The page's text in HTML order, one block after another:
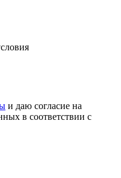
и даю согласие на
в соответствии с